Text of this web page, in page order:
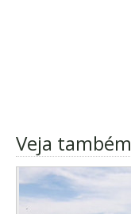
Veja também